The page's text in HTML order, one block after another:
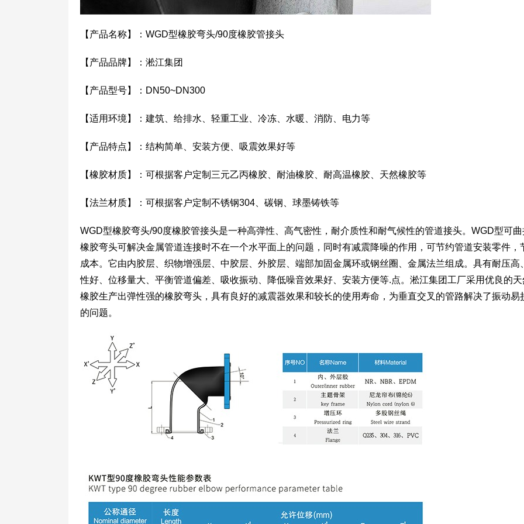
【产品名称】：WGD型橡胶弯头/90度橡胶管接头
【产品品牌】：淞江集团
【产品型号】：DN50~DN300
【适用环境】：建筑、给排水、轻重工业、冷冻、水暖、消防、电力等
【产品特点】：结构简单、安装方便、吸震效果好等
【橡胶材质】：可根据客户定制三元乙丙橡胶、耐油橡胶、耐高温橡胶、天然橡胶等
【法兰材质】：可根据客户定制不锈钢304、碳钢、球墨铸铁等
WGD型橡胶弯头/90度橡胶管接头是一种高弹性、高气密性，耐介质性和耐气候性的管道接头。WGD型可曲
橡胶弯头可解决金属管道连接时不在一个水平面上的问题，同时有减震降噪的作用，可节约管道安装零件，
成本。它由内胶层、织物增强层、中胶层、外胶层、端部加固金属环或钢丝圈、金属法兰组成。具有耐压高
性好、位移量大、平衡管道偏差、吸收振动、降低噪音效果好、安装方便等.点。淞江集团工厂采用优良的天
橡胶生产出弹性强的橡胶弯头，具有良好的减震器效果和较长的使用寿命，为垂直交叉的管路解决了振动易
的问题。